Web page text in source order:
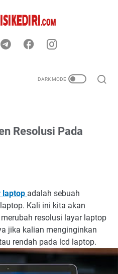
Resolusi Pada
laptop adalah sebuah
Kali ini kita akan
resolusi layar laptop
jika kalian menginginkan
rendah pada lcd laptop.